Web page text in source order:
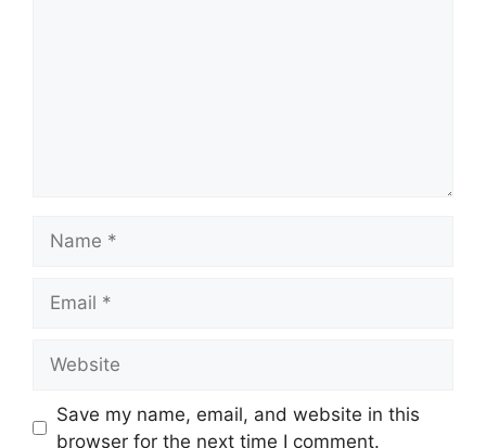
Save my name, email, and website in this
browser for the next time I comment.